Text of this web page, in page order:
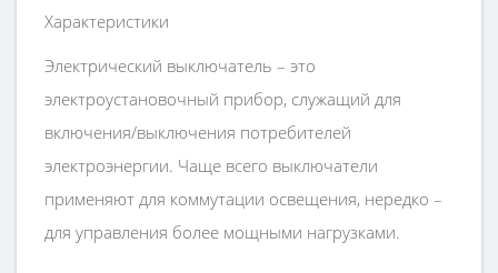
Характеристики
Электрический выключатель – это
электроустановочный прибор, служащий для
включения/выключения потребителей
электроэнергии. Чаще всего выключатели
применяют для коммутации освещения, нередко –
для управления более мощными нагрузками.